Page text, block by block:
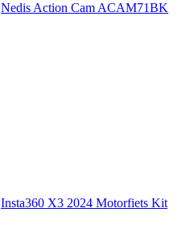
Nedis Action Cam ACAM71BK
Insta360 X3 2024 Motorfiets Kit